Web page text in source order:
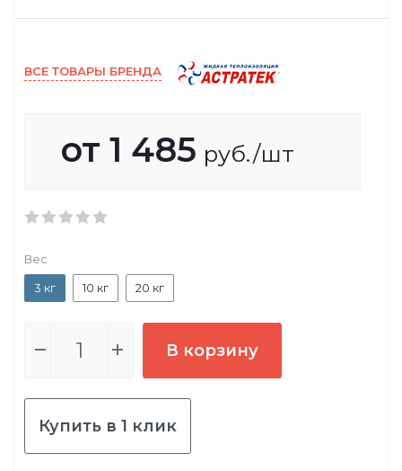
ВСЕ ТОВАРЫ БРЕНДА
от 1 485 руб./шт
Вес
3 кг
10 кг 20 кг
В корзину
Купить в 1 клик